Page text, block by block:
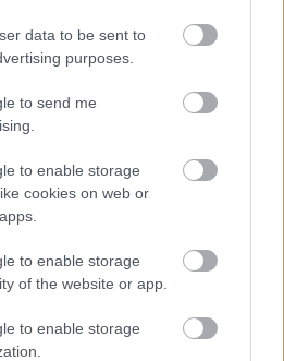
data to be sent to
purposes.
to send me
to enable storage
cookies on web or
to enable storage
of the website or app.
to enable storage
Lights-Out Event for our planet, της
και έπεσε, ένας δυνατός πόνος
(του Paolo Coelho)